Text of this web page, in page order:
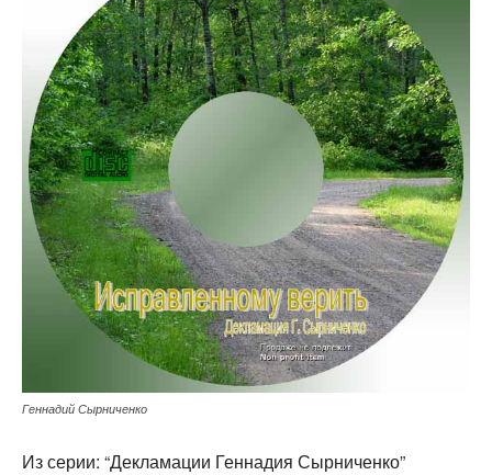
Геннадий Сырниченко
Из серии: “Декламации Геннадия Сырниченко”